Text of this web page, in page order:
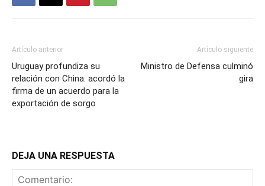
Artículo anterior
Uruguay profundiza su
relación con China: acordó la
firma de un acuerdo para la
exportación de sorgo
Artículo siguiente
Ministro de Defensa culminó
gira
DEJA UNA RESPUESTA